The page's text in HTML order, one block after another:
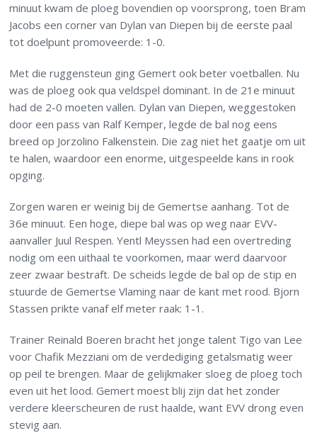
minuut kwam de ploeg bovendien op voorsprong, toen Bram
Jacobs een corner van Dylan van Diepen bij de eerste paal
tot doelpunt promoveerde: 1-0.
Met die ruggensteun ging Gemert ook beter voetballen. Nu
was de ploeg ook qua veldspel dominant. In de 21e minuut
had de 2-0 moeten vallen. Dylan van Diepen, weggestoken
door een pass van Ralf Kemper, legde de bal nog eens
breed op Jorzolino Falkenstein. Die zag niet het gaatje om uit
te halen, waardoor een enorme, uitgespeelde kans in rook
opging.
Zorgen waren er weinig bij de Gemertse aanhang. Tot de
36e minuut. Een hoge, diepe bal was op weg naar EVV-
aanvaller Juul Respen. Yentl Meyssen had een overtreding
nodig om een uithaal te voorkomen, maar werd daarvoor
zeer zwaar bestraft. De scheids legde de bal op de stip en
stuurde de Gemertse Vlaming naar de kant met rood. Bjorn
Stassen prikte vanaf elf meter raak: 1-1.
Trainer Reinald Boeren bracht het jonge talent Tigo van Lee
voor Chafik Mezziani om de verdediging getalsmatig weer
op peil te brengen. Maar de gelijkmaker sloeg de ploeg toch
even uit het lood. Gemert moest blij zijn dat het zonder
verdere kleerscheuren de rust haalde, want EVV drong even
stevig aan.